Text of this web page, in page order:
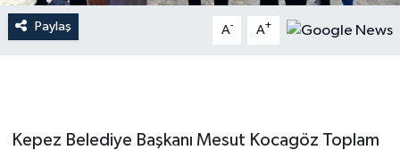
Paylaş A- A+
Kepez Belediye Başkanı Mesut Kocagöz Toplam